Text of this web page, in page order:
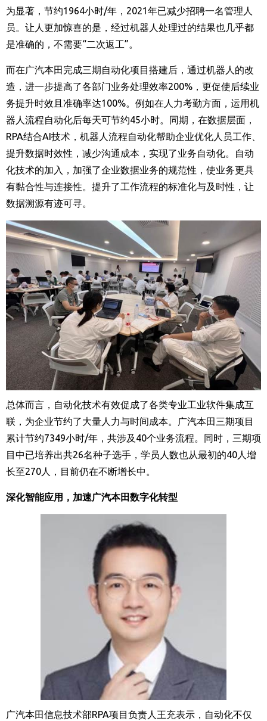
为显著，节约1964小时/年， 2021年已减少招聘一名管理人
员。让人更加惊喜的是，经过机器人处理过的结果也几乎都
是准确的，不需要“二次返工”。
而在广汽本田完成三期自动化项目搭建后，通过机器人的改
造，进一步提高了各部门业务处理效率200% ，更促使后续业
务提升时效且准确率达100%。例如在人力考勤方面，运用机
器人流程自动化后每天可节约45小时。同期，在数据层面，
RPA结合AI技术，机器人流程自动化帮助企业优化人员工作、
提升数据时效性，减少沟通成本，实现了业务自动化。自动
化技术的加入，加强了企业数据业务的规范性，使业务更具
有黏合性与连接性。提升了工作流程的标准化与及时性，让
数据溯源有迹可寻。
总体而言，自动化技术有效促成了各类专业工业软件集成互
联，为企业节约了大量人力与时间成本。广汽本田三期项目
累计节约7349小时/年，共涉及 40个业务流程。同时，三期项
目中已培养出共26名种子选手，学员人数也从最初的40人增
长至270人，目前仍在不断增长中。
深化智能应用，加速广汽本田数字化转型
广汽本田信息技术部RPA项目负责人王充表示，自动化不仅